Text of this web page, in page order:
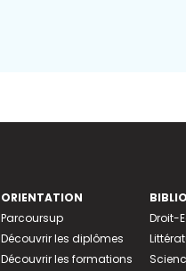
ORIENTATION
Parcoursup
Découvrir les diplômes
Découvrir les formations
Droit-